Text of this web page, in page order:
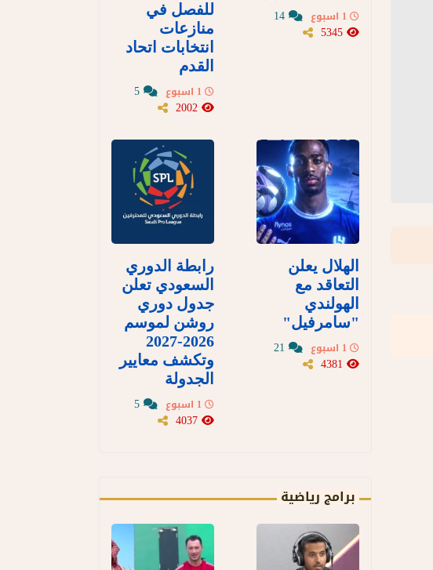
للفصل في
منازعات
انتخابات اتحاد
القدم
الهلال يعلن
التعاقد مع
الهولندي
"سامرفيل"
رابطة الدوري
السعودي تعلن
جدول دوري
روشن لموسم
2026-2027
وتكشف معايير
الجدولة
برامج رياضية